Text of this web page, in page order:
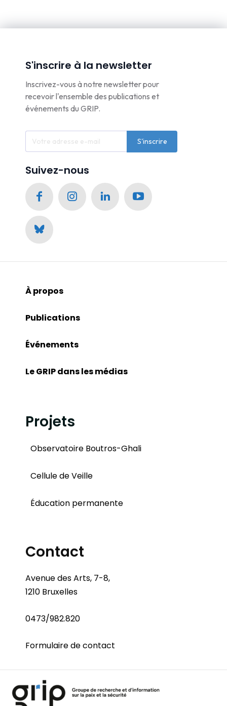
S'inscrire à la newsletter
Inscrivez-vous à notre newsletter pour
recevoir l'ensemble des publications et
événements du GRIP.
S'inscrire
Suivez-nous
À propos
Publications
Événements
Le GRIP dans les médias
Projets
Observatoire Boutros-Ghali
Cellule de Veille
Éducation permanente
Contact
Avenue des Arts, 7-8,
1210 Bruxelles
0473/982.820
Formulaire de contact